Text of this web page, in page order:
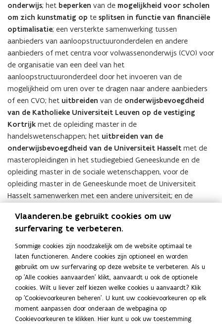
onderwijs; het beperken van de mogelijkheid voor scholen
om zich kunstmatig op te splitsen in functie van financiële
optimalisatie; een versterkte samenwerking tussen
aanbieders van aanloopstructuuronderdelen en andere
aanbieders of met centra voor volwassenonderwijs (CVO) voor
de organisatie van een deel van het
aanloopstructuuronderdeel door het invoeren van de
mogelijkheid om uren over te dragen naar andere aanbieders
of een CVO; het uitbreiden van de onderwijsbevoegdheid
van de Katholieke Universiteit Leuven op de vestiging
Kortrijk met de opleiding master in de
handelswetenschappen; het uitbreiden van de
onderwijsbevoegdheid van de Universiteit Hasselt met de
masteropleidingen in het studiegebied Geneeskunde en de
opleiding master in de sociale wetenschappen, voor de
opleiding master in de Geneeskunde moet de Universiteit
Hasselt samenwerken met een andere universiteit; en de
decreet op het onderwijs in de gemeenschapsinstellingen
naar 1 september 2026. Over deze regeringsamendementen
wordt het advies ingewonnen van de Vlaamse
Toezichtcommissie voor de verwerking van persoonsgegevens
(VTC) en van de Raad van State.
Documenten
R
2
VR 2025 0205 DOC.0344-1
Regeringsamendementen decreet Lerenden en
Organisatie - nota TER
V
R
2
Vlaanderen.be gebruikt cookies om uw
surfervaring te verbeteren.
Sommige cookies zijn noodzakelijk om de website optimaal te
laten functioneren. Andere cookies zijn optioneel en worden
gebruikt om uw surfervaring op deze website te verbeteren. Als u
op 'Alle cookies aanvaarden' klikt, aanvaardt u ook de optionele
cookies. Wilt u liever zelf kiezen welke cookies u aanvaardt? Klik
op 'Cookievoorkeuren beheren'. U kunt uw cookievoorkeuren op elk
moment aanpassen door onderaan de webpagina op
Cookievoorkeuren te klikken. Hier kunt u ook uw toestemming